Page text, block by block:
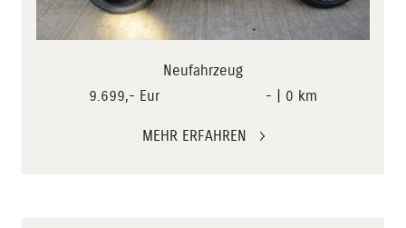
Neufahrzeug
9.699,- Eur
- | 0 km
MEHR ERFAHREN